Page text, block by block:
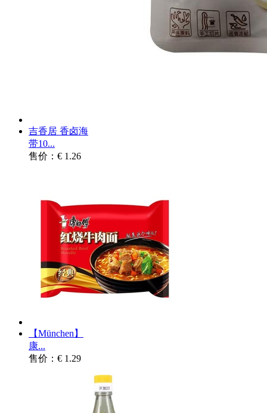
吉香居 香卤海
带10...
售价：€ 1.26
【München】
康...
售价：€ 1.29